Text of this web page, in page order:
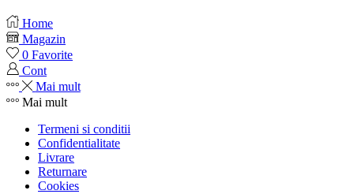
Home
Magazin
0 Favorite
Cont
Mai mult
Mai mult
Termeni si conditii
Confidentialitate
Livrare
Returnare
Cookies